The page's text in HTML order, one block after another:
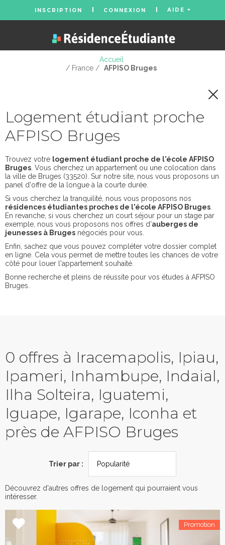
INSCRIPTION CONNEXION AIDE
Accueil
/ France / AFPISO Bruges
Logement étudiant proche
AFPISO Bruges
Trouvez votre logement étudiant proche de l'école AFPISO
Bruges . Vous cherchez un appartement ou une colocation dans
la ville de Bruges (33520). Sur notre site, nous vous proposons un
panel d'offre de la longue à la courte durée.
Si vous cherchez la tranquilité, nous vous proposons nos
résidences étudiantes proches de l'école AFPISO Bruges
En revanche, si vous cherchez un court séjour pour un stage par
exemple, nous vous proposons nos offres d'auberges de
jeunesses à Bruges négociés pour vous.
Enfin, sachez que vous pouvez compléter votre dossier complet
en ligne. Cela vous permet de mettre toutes les chances de votre
côté pour louer l'appartement souhaité.
Bonne recherche et pleins de réussite pour vos études à AFPISO
Bruges.
0 offres à Iracemapolis, Ipiau,
Ipameri, Inhambupe, Indaial,
Ilha Solteira, Iguatemi,
Iguape, Igarape, Iconha et
près de AFPISO Bruges
Trier par :
Découvrez d'autres offres de logement qui pourraient vous
intéresser.